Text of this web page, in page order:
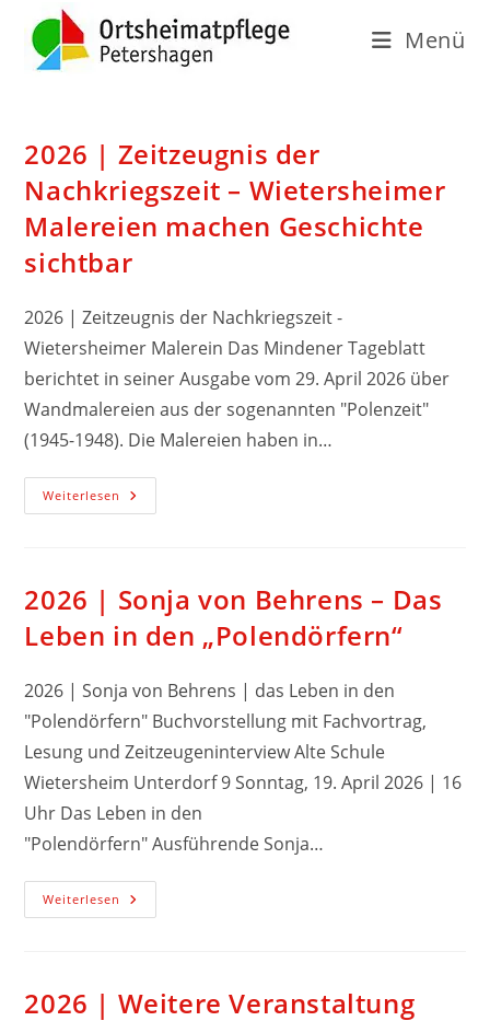
Menü
2026 | Zeitzeugnis der
Nachkriegszeit – Wietersheimer
Malereien machen Geschichte
sichtbar
2026 | Zeitzeugnis der Nachkriegszeit -
Wietersheimer Malerein Das Mindener Tageblatt
berichtet in seiner Ausgabe vom 29. April 2026 über
Wandmalereien aus der sogenannten "Polenzeit"
(1945-1948). Die Malereien haben in…
Weiterlesen
2026 | Sonja von Behrens – Das
Leben in den „Polendörfern“
2026 | Sonja von Behrens | das Leben in den
"Polendörfern" Buchvorstellung mit Fachvortrag,
Lesung und Zeitzeugeninterview Alte Schule
Wietersheim Unterdorf 9 Sonntag, 19. April 2026 | 16
Uhr Das Leben in den
"Polendörfern" Ausführende Sonja…
Weiterlesen
2026 | Weitere Veranstaltung